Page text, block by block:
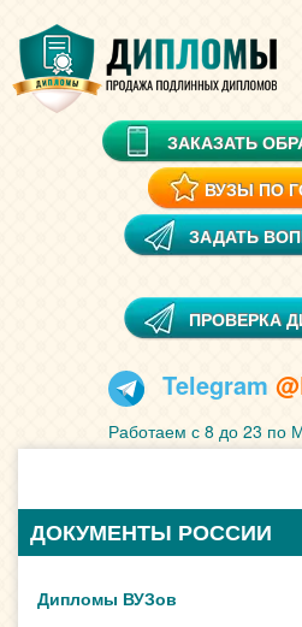
ЗАКАЗАТЬ
ВУЗЫ ПО
ЗАДАТЬ
ПРОВЕРКА
Telegram
Работаем с 8 до 23 по
ДОКУМЕНТЫ РОССИИ
Дипломы ВУЗов